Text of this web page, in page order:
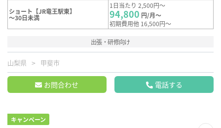
ショート【JR竜王駅東】
～30日未満
1日当たり 2,500円～
94,800 円/月～
初期費用他 16,500円～
出張・研修向け
山梨県 甲斐市
お問合わせ 電話する
キャンペーン